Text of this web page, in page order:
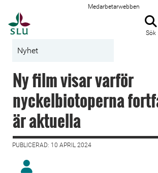
Medarbetarwebben
Sök
Nyhet
Ny film visar varför
nyckelbiotoperna
är aktuella
PUBLICERAD: 10 APRIL 2024